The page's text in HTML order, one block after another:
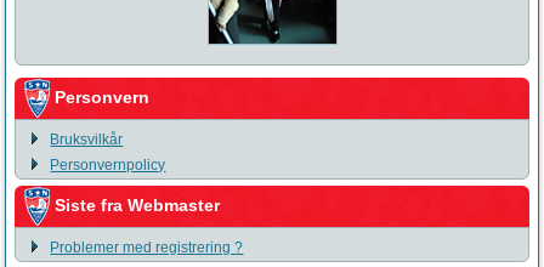
Personvern
Bruksvilkår
Personvernpolicy
Siste fra Webmaster
Problemer med registrering ?